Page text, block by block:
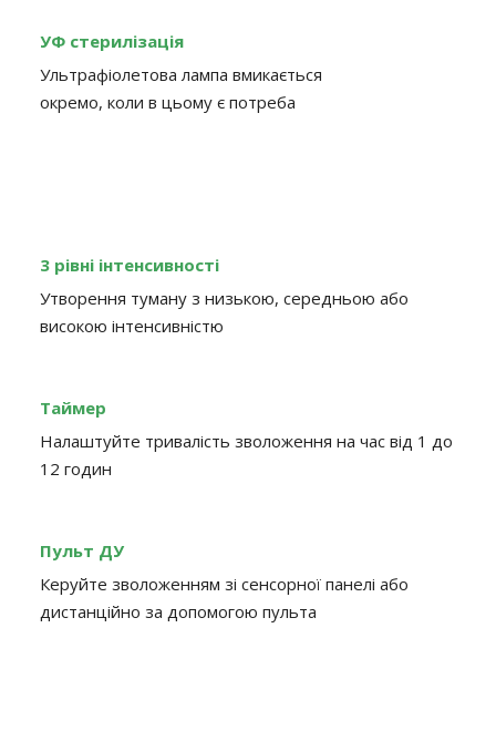
УФ стерилізація
Ультрафіолетова лампа вмикається
окремо, коли в цьому є потреба
3 рівні інтенсивності
Утворення туману з низькою, середньою або
високою інтенсивністю
Таймер
Налаштуйте тривалість зволоження на час від 1 до
12 годин
Пульт ДУ
Керуйте зволоженням зі сенсорної панелі або
дистанційно за допомогою пульта